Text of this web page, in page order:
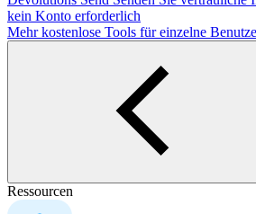
kein Konto erforderlich
Mehr kostenlose Tools für einzelne
Ressourcen